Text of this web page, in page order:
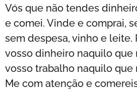
Vós que não tendes
e comei. Vinde e comprai,
sem despesa, vinho e leite.
vosso dinheiro naquilo que
vosso trabalho naquilo que
Me com atenção e